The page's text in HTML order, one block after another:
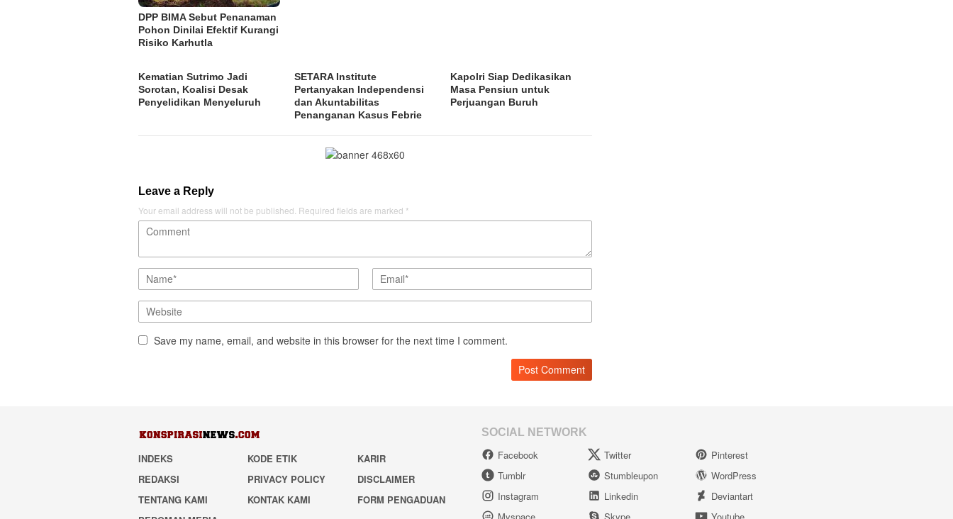
DPP BIMA Sebut Penanaman
Pohon Dinilai Efektif Kurangi
Risiko Karhutla
Kematian Sutrimo Jadi
Sorotan, Koalisi Desak
Penyelidikan Menyeluruh
SETARA Institute
Pertanyakan Independensi
dan Akuntabilitas
Penanganan Kasus Febrie
Kapolri Siap Dedikasikan
Masa Pensiun untuk
Perjuangan Buruh
Leave a Reply
Your email address will not be published. Required fields are marked *
Save my name, email, and website in this browser for the next time I comment.
INDEKS KODE ETIK
KARIR
REDAKSI
PRIVACY POLICY
DISCLAIMER
TENTANG KAMI
KONTAK KAMI
FORM PENGADUAN
SOCIAL NETWORK
Facebook Twitter
Pinterest
Tumblr
Stumbleupon
WordPress
Instagram
Linkedin
Deviantart